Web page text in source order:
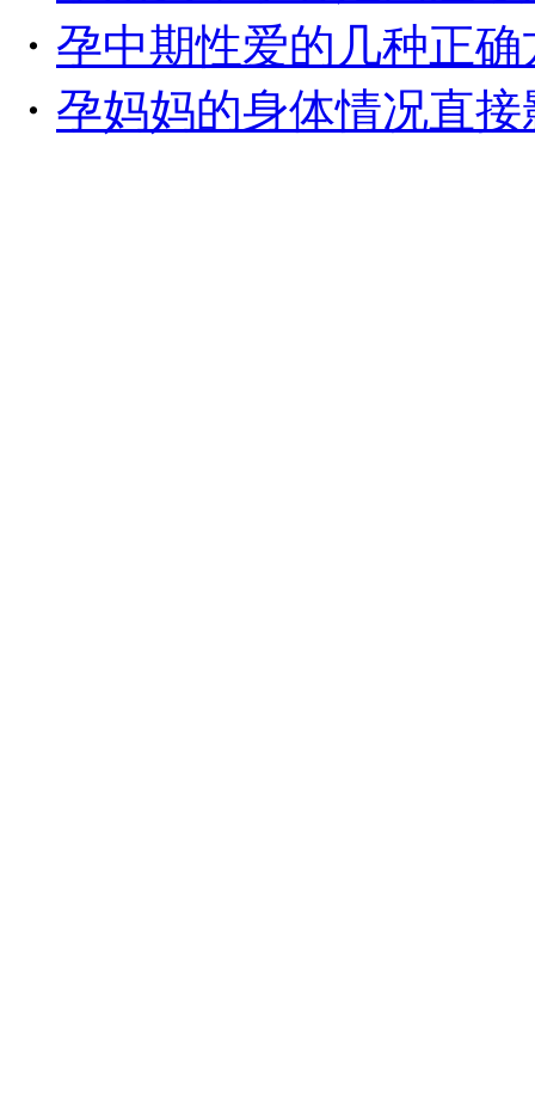
・ 孕中期性爱的几种正确
・ 孕妈妈的身体情况直